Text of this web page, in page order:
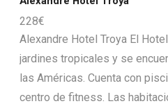
228€
Alexandre Hotel Troya El
jardines tropicales y se
las Américas. Cuenta con
centro de fitness. Las